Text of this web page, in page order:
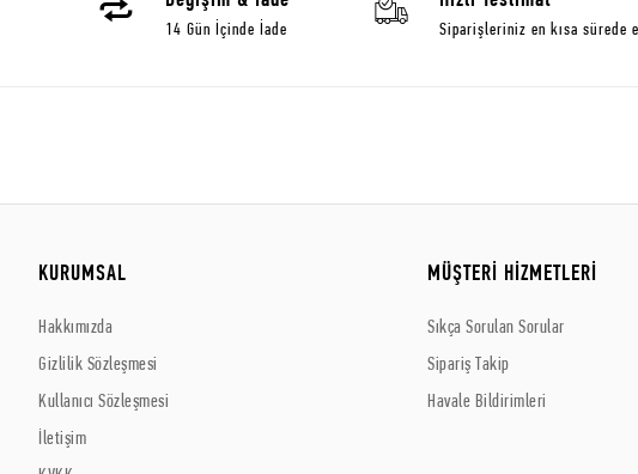
14 Gün İçinde İade Siparişleriniz en kısa sürede
KURUMSAL
Hakkımızda
Gizlilik Sözleşmesi
Kullanıcı Sözleşmesi
İletişim
MÜŞTERİ HİZMETLERİ
Sıkça Sorulan Sorular
Sipariş Takip
Havale Bildirimleri